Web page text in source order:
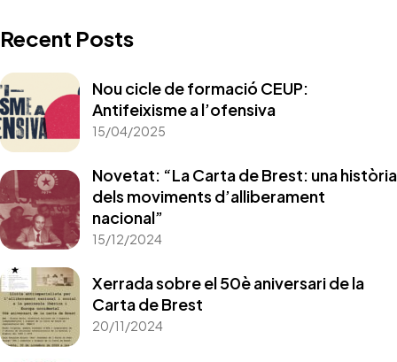
Recent Posts
Nou cicle de formació CEUP:
Antifeixisme a l’ofensiva
15/04/2025
Novetat: “La Carta de Brest: una història
dels moviments d’alliberament
nacional”
15/12/2024
Xerrada sobre el 50è aniversari de la
Carta de Brest
20/11/2024